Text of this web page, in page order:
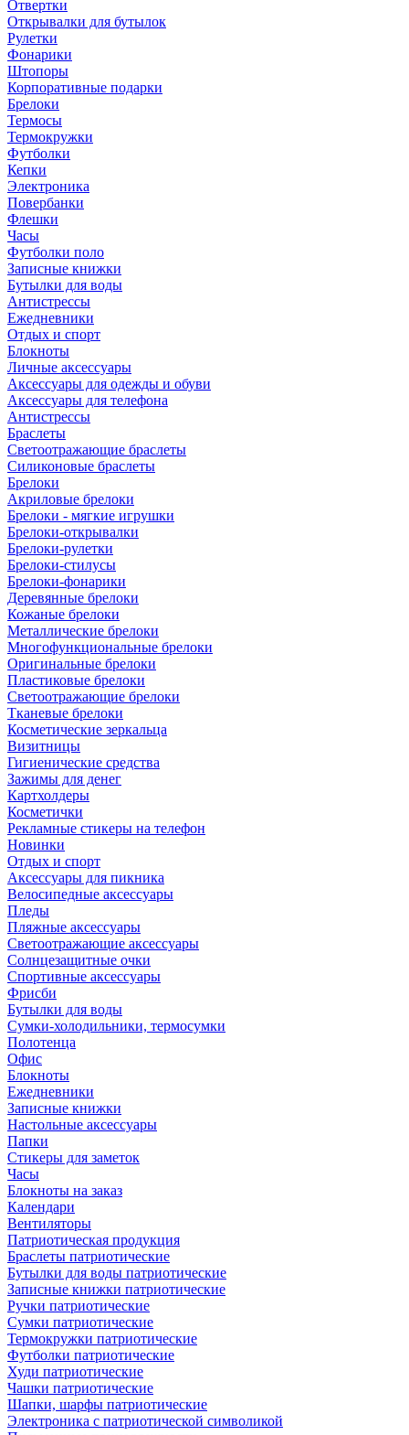
Отвертки
Открывалки для бутылок
Рулетки
Фонарики
Штопоры
Корпоративные подарки
Брелоки
Термосы
Термокружки
Футболки
Кепки
Электроника
Повербанки
Флешки
Часы
Футболки поло
Записные книжки
Бутылки для воды
Антистрессы
Ежедневники
Отдых и спорт
Блокноты
Личные аксессуары
Аксессуары для одежды и обуви
Аксессуары для телефона
Антистрессы
Браслеты
Светоотражающие браслеты
Силиконовые браслеты
Брелоки
Акриловые брелоки
Брелоки - мягкие игрушки
Брелоки-открывалки
Брелоки-рулетки
Брелоки-стилусы
Брелоки-фонарики
Деревянные брелоки
Кожаные брелоки
Металлические брелоки
Многофункциональные брелоки
Оригинальные брелоки
Пластиковые брелоки
Светоотражающие брелоки
Тканевые брелоки
Косметические зеркальца
Визитницы
Гигиенические средства
Зажимы для денег
Картхолдеры
Косметички
Рекламные стикеры на телефон
Новинки
Отдых и спорт
Аксессуары для пикника
Велосипедные аксессуары
Пледы
Пляжные аксессуары
Светоотражающие аксессуары
Солнцезащитные очки
Спортивные аксессуары
Фрисби
Бутылки для воды
Сумки-холодильники, термосумки
Полотенца
Офис
Блокноты
Ежедневники
Записные книжки
Настольные аксессуары
Папки
Стикеры для заметок
Часы
Блокноты на заказ
Календари
Вентиляторы
Патриотическая продукция
Браслеты патриотические
Бутылки для воды патриотические
Записные книжки патриотические
Ручки патриотические
Сумки патриотические
Термокружки патриотические
Футболки патриотические
Худи патриотические
Чашки патриотические
Шапки, шарфы патриотические
Электроника с патриотической символикой